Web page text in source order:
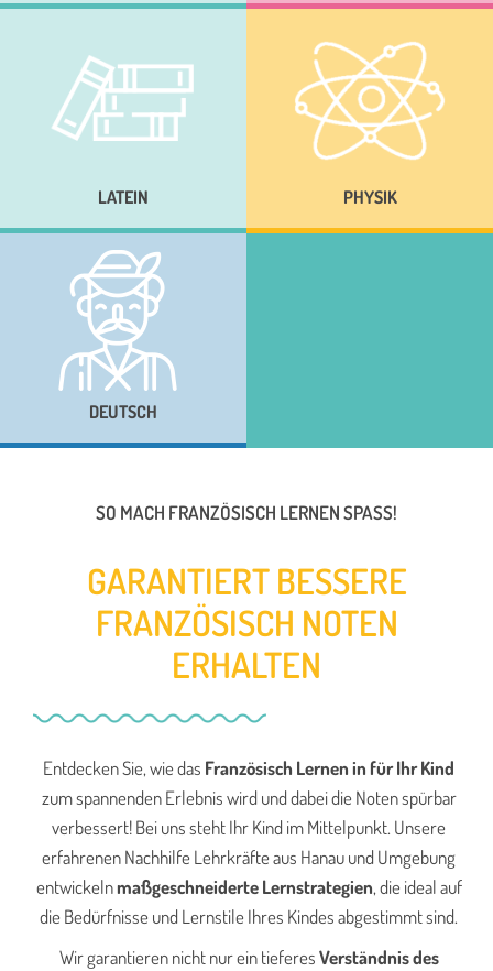
LATEIN PHYSIK
DEUTSCH
SO MACH FRANZÖSISCH LERNEN SPASS!
GARANTIERT BESSERE
FRANZÖSISCH NOTEN
ERHALTEN
Entdecken Sie, wie das Französisch Lernen in für Ihr Kind
zum spannenden Erlebnis wird und dabei die Noten spürbar
verbessert! Bei uns steht Ihr Kind im Mittelpunkt. Unsere
erfahrenen Nachhilfe Lehrkräfte aus Hanau und Umgebung
entwickelnmaßgeschneiderte Lernstrategien, die ideal auf
die Bedürfnisse und Lernstile Ihres Kindes abgestimmt sind.
Wir garantieren nicht nur ein tieferesVerständnis des